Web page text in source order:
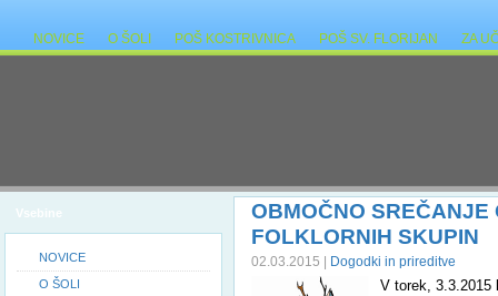
NOVICE O ŠOLI POŠ KOSTRIVNICA POŠ SV. FLORIJAN ZA
Vsebine
NOVICE
O ŠOLI
OBMOČNO SREČANJE
FOLKLORNIH SKUPIN
02.03.2015 | Dogodki in prireditve
V torek, 3.3.2015